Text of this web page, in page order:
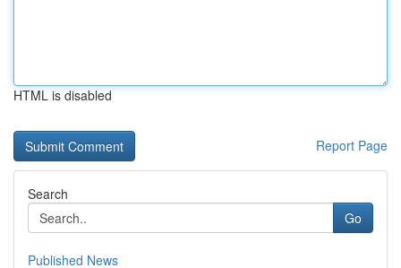
HTML is disabled
Report Page
Search
Go
Published News